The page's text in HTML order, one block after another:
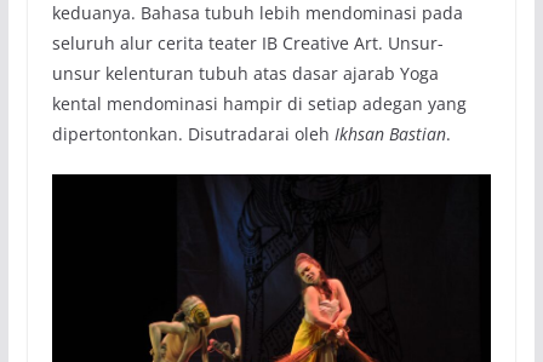
keduanya. Bahasa tubuh lebih mendominasi pada
seluruh alur cerita teater IB Creative Art. Unsur-
unsur kelenturan tubuh atas dasar ajarab Yoga
kental mendominasi hampir di setiap adegan yang
dipertontonkan. Disutradarai oleh Ikhsan Bastian.